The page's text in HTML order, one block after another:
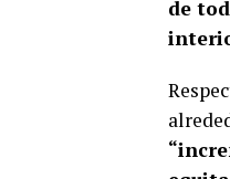
de